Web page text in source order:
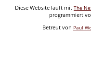
Diese Website läuft mit The
programmiert
Betreut von Paul